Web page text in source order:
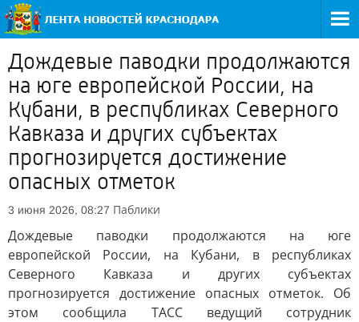
Дождевые паводки продолжаются
на юге европейской России, на
Кубани, в республиках Северного
Кавказа и других субъектах
прогнозируется достижение
опасных отметок
3 июня 2026, 08:27 Паблики
Дождевые паводки продолжаются на юге
европейской России, на Кубани, в республиках
Северного Кавказа и других субъектах
прогнозируется достижение опасных отметок. Об
этом сообщила ТАСС ведущий сотрудник